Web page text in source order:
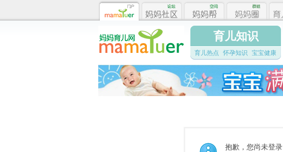
育儿知识
育儿热点 怀孕知识 宝宝健康
抱歉，您尚未登